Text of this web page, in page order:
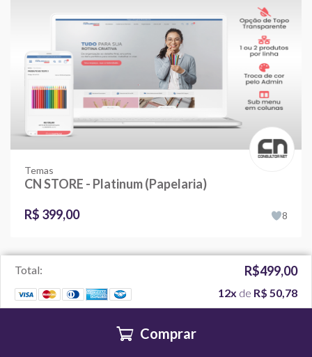
Temas
CN STORE - Platinum (Papelaria)
R$ 399,00
8
Total: R$499,00
12x de R$ 50,78
Comprar
2026 - COMPANHIA BRASILEIRA DE TECNOLOGIA PARA E
COMMERCE - CNPJ 05.314.972/0001-74